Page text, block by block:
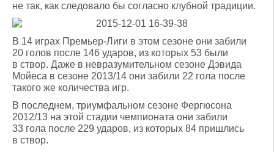
не так, как следовало бы согласно клубной традиции.
В 14 играх Премьер-Лиги в этом сезоне они забили
20 голов после 146 ударов, из которых 53 были
в створ. Даже в невразумительном сезоне Дэвида
Мойеса в сезоне 2013/14 они забили 22 гола после
такого же количества игр.
В последнем, триумфальном сезоне Фергюсона
2012/13 на этой стадии чемпионата они забили
33 гола после 229 ударов, из которых 84 пришлись
в створ.